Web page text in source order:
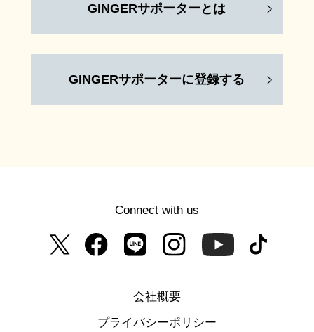
GINGERサポーターとは
GINGERサポーターに登録する
Connect with us
会社概要
プライバシーポリシー